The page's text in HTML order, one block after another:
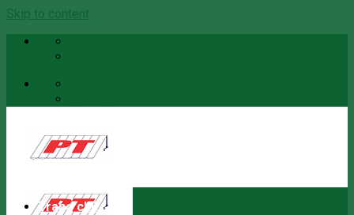
Skip to content
Trang chủ